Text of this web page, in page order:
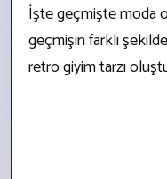
İşte geçmişte moda
geçmişin farklı
retro giyim tarzı